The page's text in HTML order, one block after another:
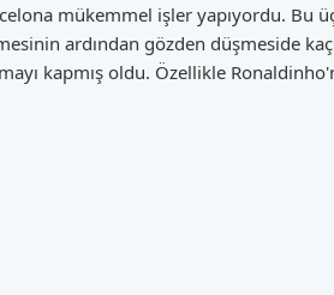
mükemmel işler yapıyordu. Bu
ardından gözden düşmeside
kapmış oldu. Özellikle